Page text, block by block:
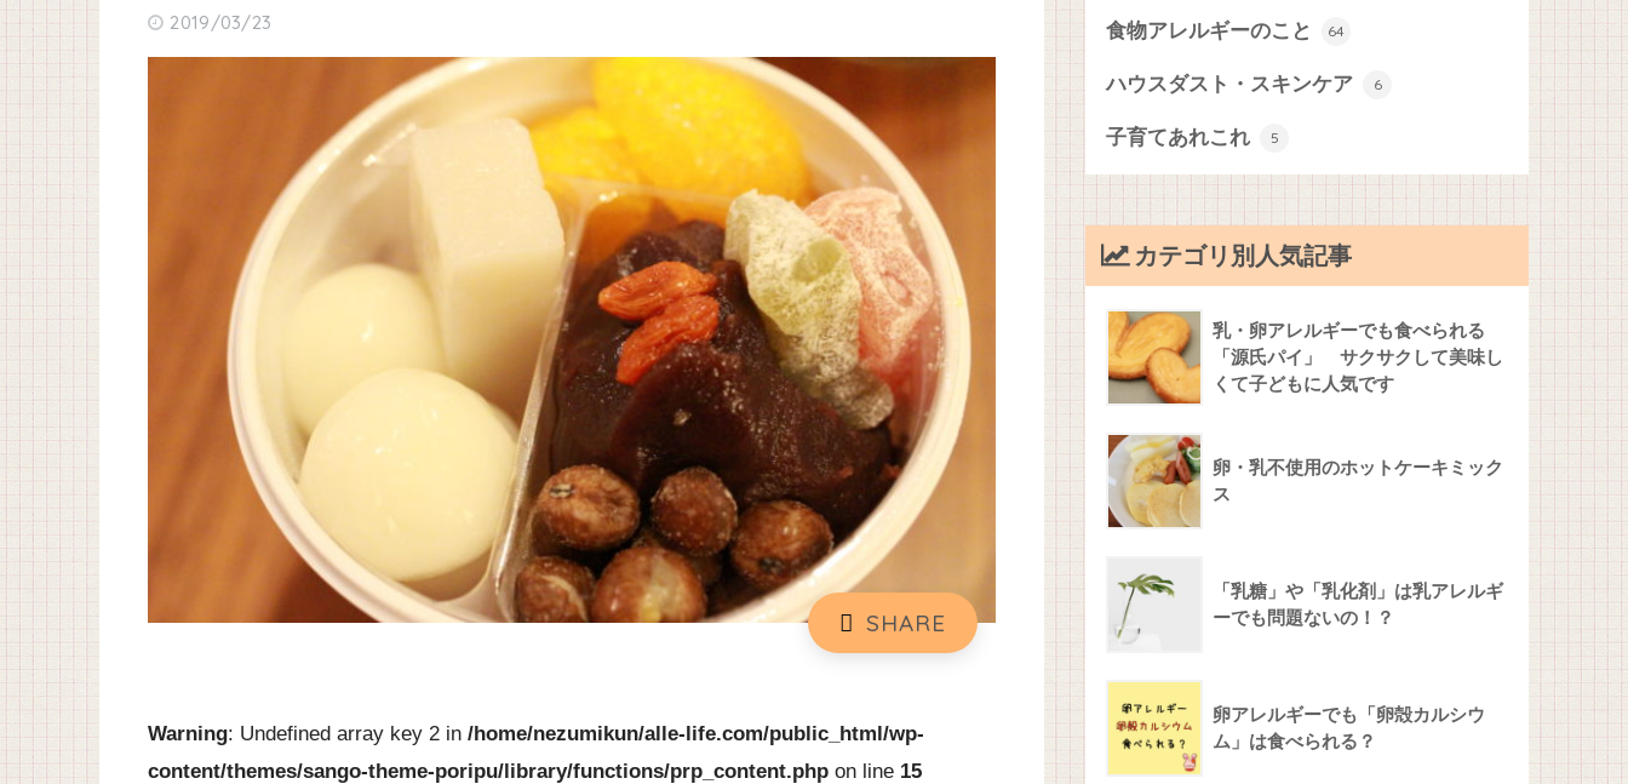
2019/03/23
Warning: Undefined array key 2 in /home/nezumikun/alle-life.com/public_html/wp-
content/themes/sango-theme-poripu/library/functions/prp_content.php on line 15
食物アレルギーのこと 64
ハウスダスト・スキンケア 6
子育てあれこれ 5
カテゴリ別人気記事
乳・卵アレルギーでも食べられる
「源氏パイ」 サクサクして美味し
くて子どもに人気です
卵・乳不使用のホットケーキミック
ス
「乳糖」や「乳化剤」は乳アレルギ
ーでも問題ないの！？
卵アレルギーでも「卵殻カルシウ
ム」は食べられる？